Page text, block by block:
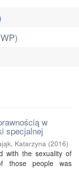
w
specjalnej
Katarzyna (2016)
with the sexuality of
those people was